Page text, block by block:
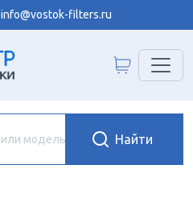
info@vostok-filters.ru